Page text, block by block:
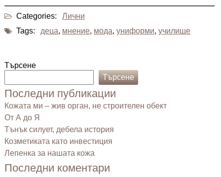
Categories:
Лични
Tags:
деца, мнение, мода, униформи, училище
Търсене
Търсене
Последни публикации
Кожата ми – жив орган, не строителен обект
От А до Я
Тънък силует, дебела история
Козметиката като инвестиция
Лепенка за нашата кожа
Последни коментари